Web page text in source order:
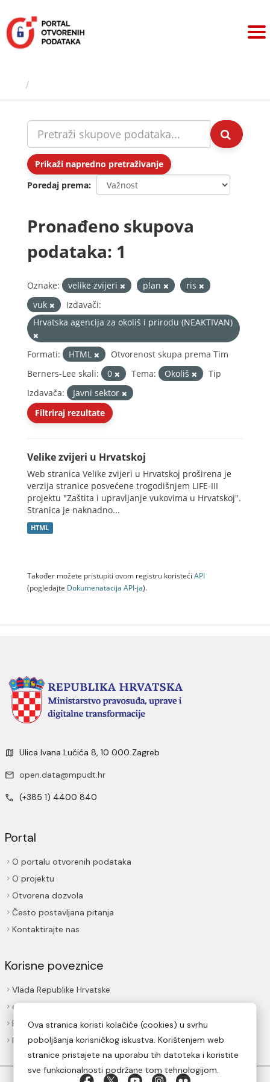
sadržaj
Prikaži napredno pretraživanje
Poredaj prema
Pronađeno skupova
podataka: 1
Oznake: velike zvijeri plan
ris
vuk
Izdavači:
Hrvatska agencija za okoliš i prirodu (NEAKTIVAN)
Formati: HTML
Otvorenost skupa prema Tim
Berners-Lee skali:
0 Tema: Okoliš
Tip
Izdavača:
Javni sektor
Filtriraj rezultate
Velike zvijeri u Hrvatskoj
Web stranica Velike zvijeri u Hrvatskoj proširena je
verzija stranice posvećene trogodišnjem LIFE-III
projektu "Zaštita i upravljanje vukovima u Hrvatskoj".
Stranica je naknadno...
HTML
Također možete pristupiti ovom registru koristeći API
(pogledajte Dokumenаtаcijа API-jа).